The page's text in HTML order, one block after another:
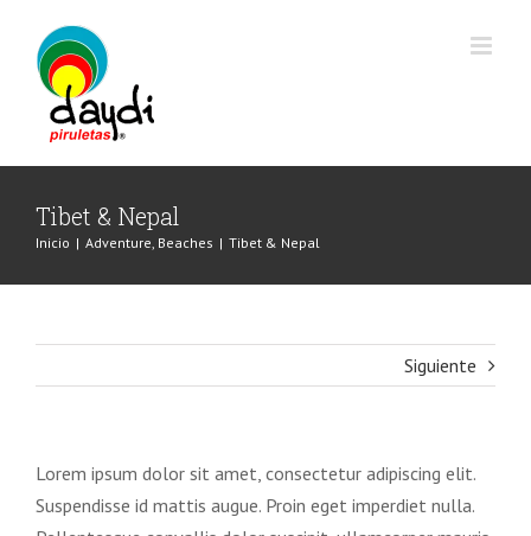
contenido
Tibet & Nepal
Inicio | Adventure Beaches | Tibet & Nepal
Siguiente
Lorem ipsum dolor sit amet, consectetur adipiscing elit.
Suspendisse id mattis augue. Proin eget imperdiet nulla.